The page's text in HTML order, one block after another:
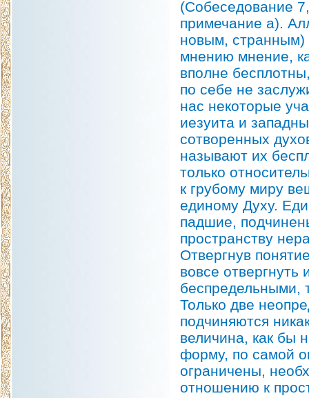
(Собеседование
примечание а).
новым, странным)
мнению мнение,
вполне
по себе не
нас некоторые
иезуита и
сотворенных
называют их
только
к грубому миру
единому Духу.
падшие,
пространству
Отвергнув
вовсе отвергнуть
беспредельными,
Только две
подчиняются
величина, как бы
форму, по самой
ограничены,
отношению к